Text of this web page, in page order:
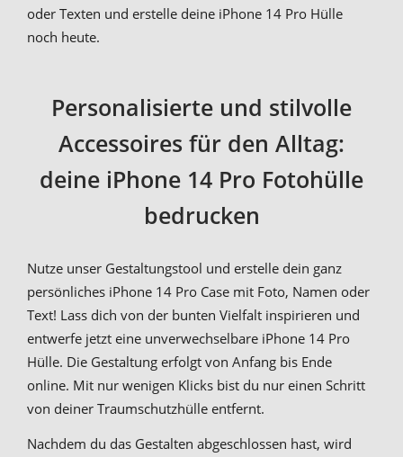
oder Texten und erstelle deine iPhone 14 Pro Hülle
noch heute.
Personalisierte und stilvolle
Accessoires für den Alltag:
deine iPhone 14 Pro Fotohülle
bedrucken
Nutze unser Gestaltungstool und erstelle dein ganz
persönliches iPhone 14 Pro Case mit Foto, Namen oder
Text! Lass dich von der bunten Vielfalt inspirieren und
entwerfe jetzt eine unverwechselbare iPhone 14 Pro
Hülle. Die Gestaltung erfolgt von Anfang bis Ende
online. Mit nur wenigen Klicks bist du nur einen Schritt
von deiner Traumschutzhülle entfernt.
Nachdem du das Gestalten abgeschlossen hast, wird